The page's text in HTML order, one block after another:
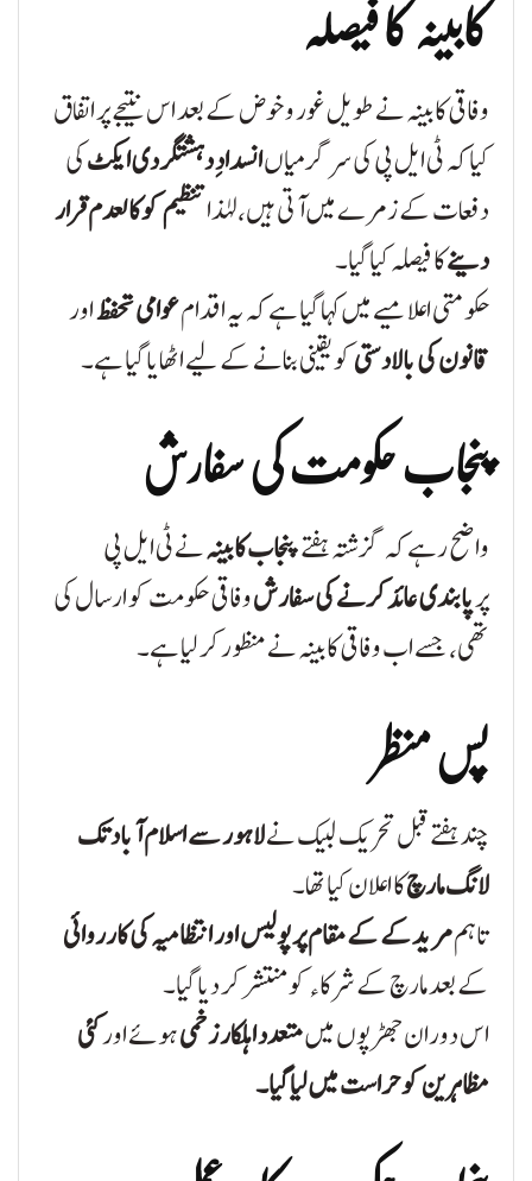
کابینہ کا فیصلہ
وفاقی کابینہ نے طویل غور و خوض کے بعد اس نتیجے پر اتفاق
کیا کہ ٹی ایل پی کی سرگرمیاںانسدادِ دہشتگردی ایکٹکی
دفعات کے زمرے میں آتی ہیں، لہٰذاتنظیم کو کالعدم قرار
دینےکا فیصلہ کیا گیا۔
حکومتی اعلامیے میں کہا گیا ہے کہ یہ اقدامعوامی تحفظاور
قانون کی بالادستیکو یقینی بنانے کے لیے اٹھایا گیا ہے۔
پنجاب حکومت کی سفارش
واضح رہے کہ گزشتہ ہفتےپنجاب کابینہنے ٹی ایل پی
پرپابندی عائد کرنے کی سفارشوفاقی حکومت کو ارسال کی
تھی، جسے اب وفاقی کابینہ نے منظور کر لیا ہے۔
پس منظر
چند ہفتے قبل تحریک لبیک نےلاہور سے اسلام آباد تک
لانگ مارچکا اعلان کیا تھا۔
تاہممریدکے کے مقام پر پولیس اور انتظامیہ کی کارروائی
کے بعد مارچ کے شرکاء کو منتشر کر دیا گیا۔
اس دوران جھڑپوں میںمتعدد اہلکار زخمیہوئے اورکئی
مظاہرین کو حراست میں لیا گیا۔